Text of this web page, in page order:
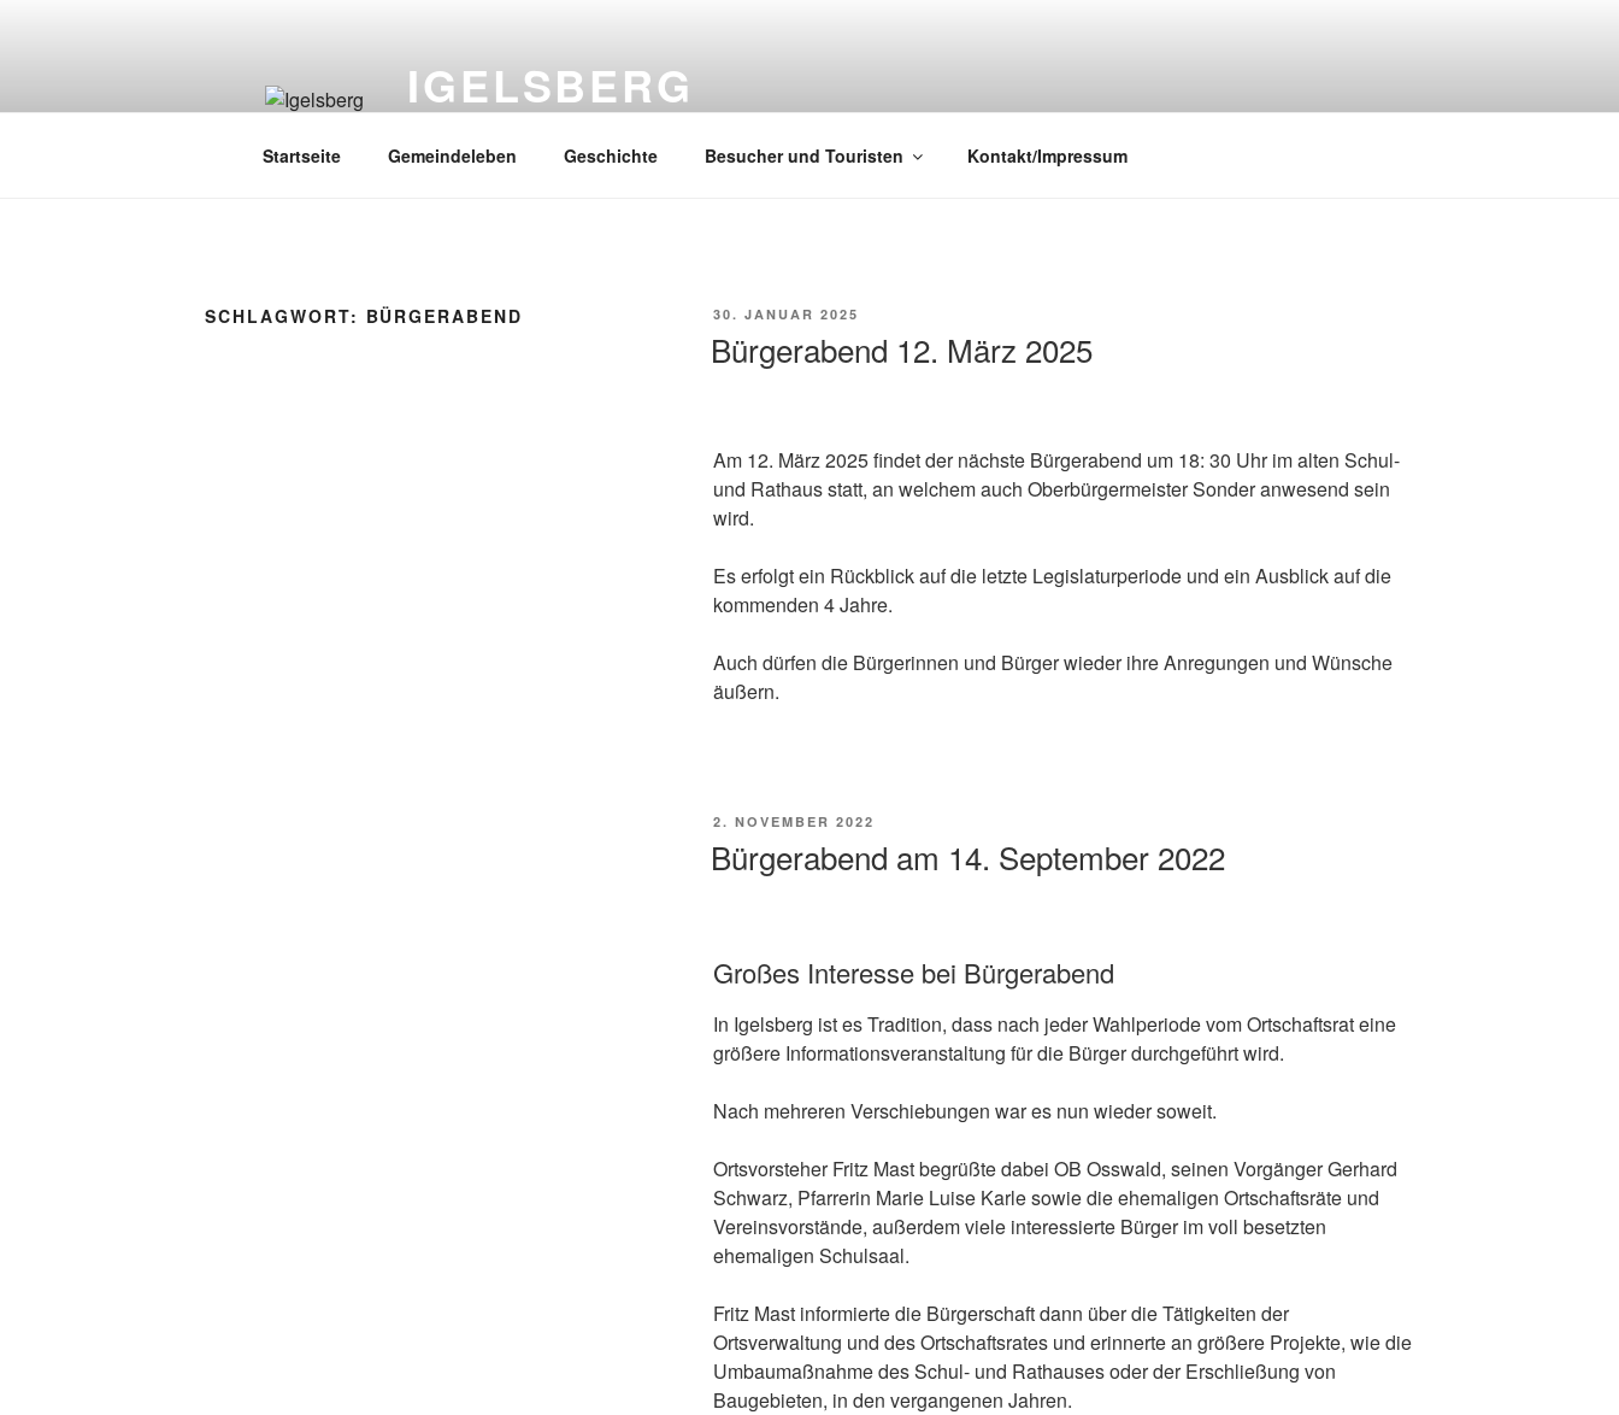
IGELSBERG
Startseite Gemeindeleben Geschichte Besucher und Touristen Kontakt/Impressum
SCHLAGWORT: BÜRGERABEND
VERÖFFENTLICHT
30. JANUAR 2025
Bürgerabend 12. März 2025
Am 12. März 2025 findet der nächste Bürgerabend um 18: 30 Uhr im alten Schul-
und Rathaus statt, an welchem auch Oberbürgermeister Sonder anwesend sein
wird.
Es erfolgt ein Rückblick auf die letzte Legislaturperiode und ein Ausblick auf die
kommenden 4 Jahre.
Auch dürfen die Bürgerinnen und Bürger wieder ihre Anregungen und Wünsche
äußern.
VERÖFFENTLICHT
2. NOVEMBER 2022
Bürgerabend am 14. September 2022
Großes Interesse bei Bürgerabend
In Igelsberg ist es Tradition, dass nach jeder Wahlperiode vom Ortschaftsrat eine
größere Informationsveranstaltung für die Bürger durchgeführt wird.
Nach mehreren Verschiebungen war es nun wieder soweit.
Ortsvorsteher Fritz Mast begrüßte dabei OB Osswald, seinen Vorgänger Gerhard
Schwarz, Pfarrerin Marie Luise Karle sowie die ehemaligen Ortschaftsräte und
Vereinsvorstände, außerdem viele interessierte Bürger im voll besetzten
ehemaligen Schulsaal.
Fritz Mast informierte die Bürgerschaft dann über die Tätigkeiten der
Ortsverwaltung und des Ortschaftsrates und erinnerte an größere Projekte, wie die
Umbaumaßnahme des Schul- und Rathauses oder der Erschließung von
Baugebieten, in den vergangenen Jahren.